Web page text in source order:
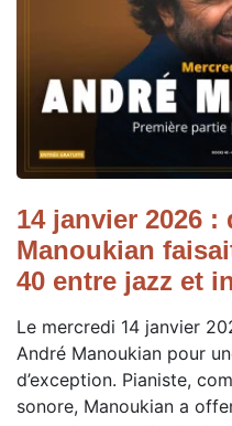
14 janvier 2026 :
Manoukian
40 entre jazz et
Le mercredi 14 janvier
André Manoukian pour
d’exception. Pianiste,
sonore, Manoukian a